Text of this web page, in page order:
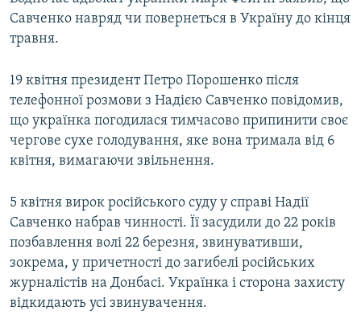
Савченко навряд чи повернеться в Україну до кінця
травня.
19 квітня президент Петро Порошенко після
телефонної розмови з Надією Савченко повідомив,
що українка погодилася тимчасово припинити своє
чергове сухе голодування, яке вона тримала від 6
квітня, вимагаючи звільнення.
5 квітня вирок російського суду у справі Надії
Савченко набрав чинності. Її засудили до 22 років
позбавлення волі 22 березня, звинувативши,
зокрема, у причетності до загибелі російських
журналістів на Донбасі. Українка і сторона захисту
відкидають усі звинувачення.